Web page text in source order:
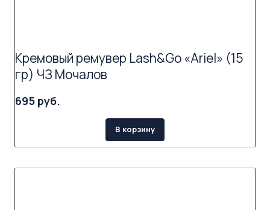
Кремовый ремувер Lash&Go «Ariel» (15
гр) ЧЗ Мочалов
695 руб.
В корзину